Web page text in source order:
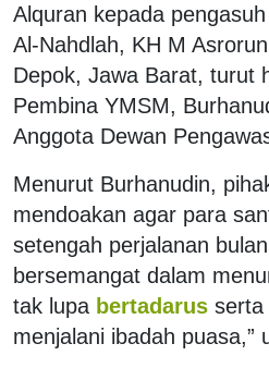
Alquran kepada
Al-Nahdlah, KH M
Depok, Jawa Barat, turut
Pembina YMSM,
Anggota Dewan
Menurut Burhanudin,
mendoakan agar para
setengah perjalanan
bersemangat dalam
tak lupa bertadarus serta
menjalani ibadah puasa,”